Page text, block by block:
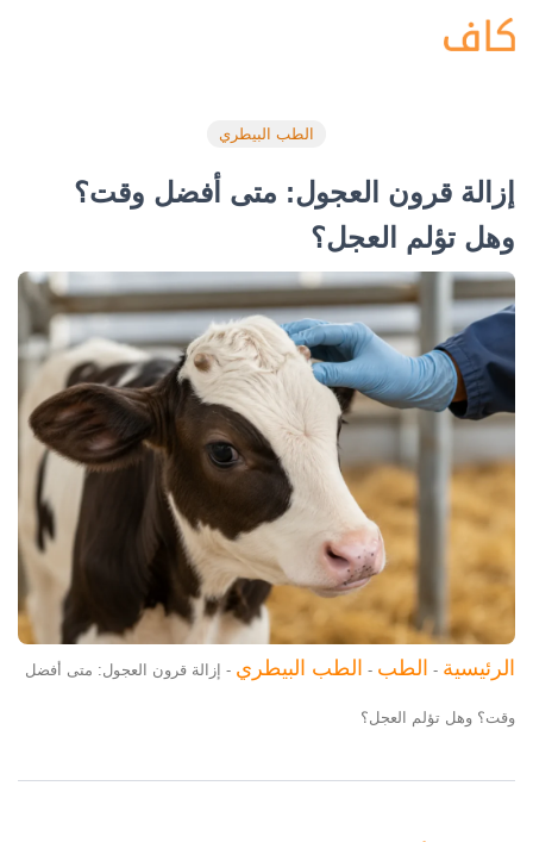
الطب البيطري
إزالة قرون العجول: متى أفضل وقت؟
وهل تؤلم العجل؟
الرئيسية - الطب - الطب البيطري - إزالة قرون العجول: متى أفضل
وقت؟ وهل تؤلم العجل؟